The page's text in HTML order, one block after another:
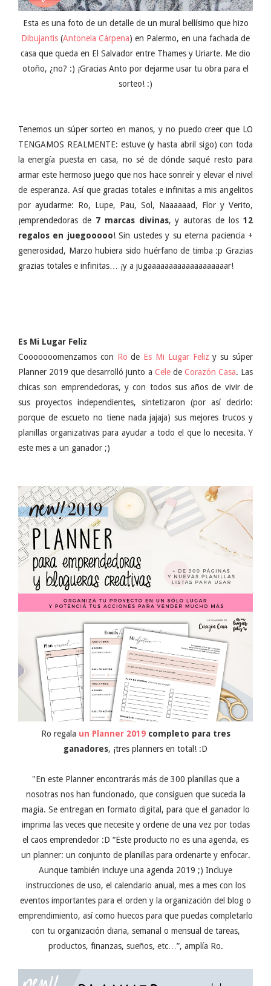
Esta es una foto de un detalle de un mural bellísimo que hizo
Dibujantis (Antonela Cárpena) en Palermo, en una fachada de
casa que queda en El Salvador entre Thames y Uriarte. Me dio
otoño, ¿no? :) ¡Gracias Anto por dejarme usar tu obra para el
sorteo! :)
Tenemos un súper sorteo en manos, y no puedo creer que LO
TENGAMOS REALMENTE: estuve (y hasta abril sigo) con toda
la energía puesta en casa, no sé de dónde saqué resto para
armar este hermoso juego que nos hace sonreír y elevar el nivel
de esperanza. Así que gracias totales e infinitas a mis angelitos
por ayudarme: Ro, Lupe, Pau, Sol, Naaaaaad, Flor y Verito,
¡emprendedoras de 7 marcas divinas, y autoras de los12
regalos en juegooooo! Sin ustedes y su eterna paciencia +
generosidad, Marzo hubiera sido huérfano de timba :p Grazias
grazias totales e infinitas… ¡y a jugaaaaaaaaaaaaaaaaaaar!
Es Mi Lugar Feliz
Cooooooomenzamos con Ro de Es Mi Lugar Feliz y su súper
Planner 2019 que desarrolló junto a Celede Corazón Casa. Las
chicas son emprendedoras, y con todos sus años de vivir de
sus proyectos independientes, sintetizaron (por así decirlo:
porque de escueto no tiene nada jajaja) sus mejores trucos y
planillas organizativas para ayudar a todo el que lo necesita. Y
este mes a un ganador ;)
Ro regala un Planner 2019 completo para tres
ganadores, ¡tres planners en total! :D
"En este Planner encontrarás más de 300 planillas que a
nosotras nos han funcionado, que consiguen que suceda la
magia. Se entregan en formato digital, para que el ganador lo
imprima las veces que necesite y ordene de una vez por todas
el caos emprendedor :D “Este producto no es una agenda, es
un planner: un conjunto de planillas para ordenarte y enfocar.
Aunque también incluye una agenda 2019 ;) Incluye
instrucciones de uso, el calendario anual, mes a mes con los
eventos importantes para el orden y la organización del blog o
emprendimiento, así como huecos para que puedas completarlo
con tu organización diaria, semanal o mensual de tareas,
productos, finanzas, sueños, etc…”, amplía Ro.